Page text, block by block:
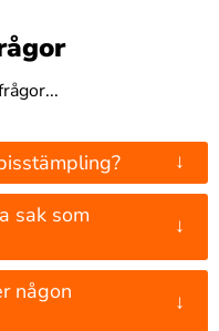
↓
sak som
↓
någon
↓